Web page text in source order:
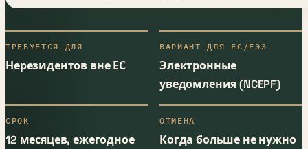
ТРЕБУЕТСЯ ДЛЯ
Нерезидентов вне ЕС
ВАРИАНТ ДЛЯ ЕС/ЕЭЗ
Электронные
уведомления (NCEPF)
СРОК
12 месяцев, ежегодное
ОТМЕНА
Когда больше не нужно